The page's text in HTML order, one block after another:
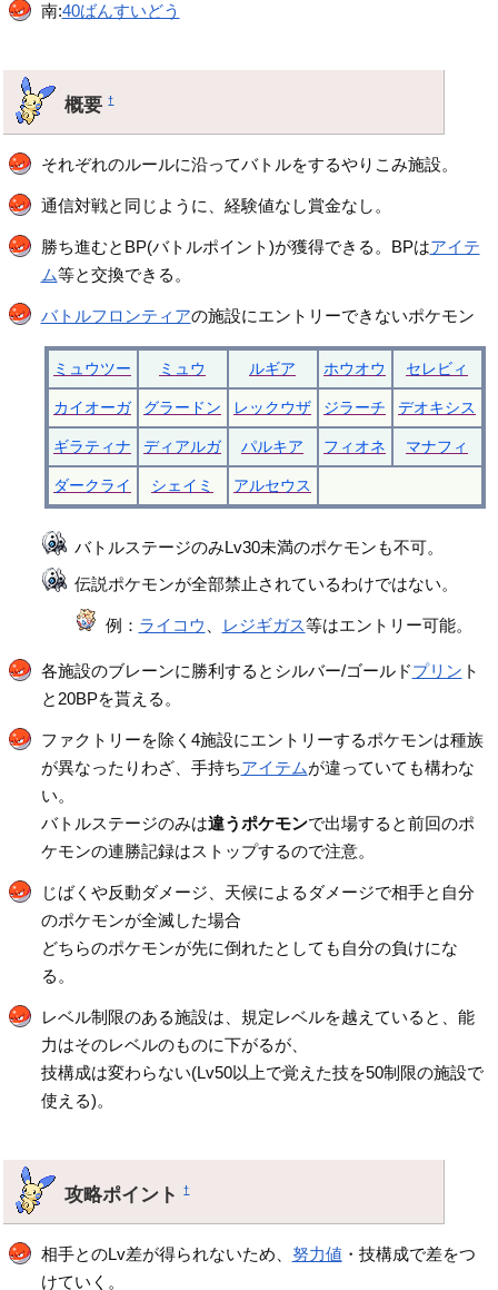
南:40ばんすいどう
概要†
それぞれのルールに沿ってバトルをするやりこみ施設。
通信対戦と同じように、経験値なし賞金なし。
勝ち進むとBP(バトルポイント)が獲得できる。BPはアイテ
ム等と交換できる。
バトルフロンティアの施設にエントリーできないポケモン
ミュウツー ミュウ ルギア ホウオウ セレビィ
カイオーガ グラードン レックウザ ジラーチ デオキシス
ギラティナ ディアルガ パルキア フィオネ マナフィ
ダークライ シェイミ アルセウス
バトルステージのみLv30未満のポケモンも不可。
伝説ポケモンが全部禁止されているわけではない。
例： ライコウ レジギガス等はエントリー可能。
各施設のブレーンに勝利するとシルバー/ゴールドプリン ト
と20BPを貰える。
ファクトリーを除く4施設にエントリーするポケモンは種族
が異なったりわざ、手持ちアイテムが違っていても構わな
い。
バトルステージのみは違うポケモンで出場すると前回のポ
ケモンの連勝記録はストップするので注意。
じばくや反動ダメージ、天候によるダメージで相手と自分
のポケモンが全滅した場合
どちらのポケモンが先に倒れたとしても自分の負けにな
る。
レベル制限のある施設は、規定レベルを越えていると、能
力はそのレベルのものに下がるが、
技構成は変わらない(Lv50以上で覚えた技を50制限の施設で
使える)。
攻略ポイント†
相手とのLv差が得られないため、 努力値 ・技構成で差をつ
けていく。